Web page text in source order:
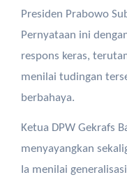
Presiden Prabowo
Pernyataan ini
respons keras,
menilai tudingan
berbahaya.
Ketua DPW Gekrafs
menyayangkan
Ia menilai